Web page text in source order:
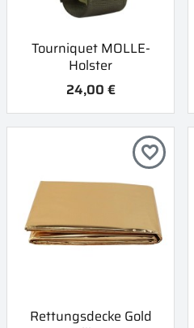
Tourniquet MOLLE-
Holster
24,00 €
Rettungsdecke Gold
favorite_border